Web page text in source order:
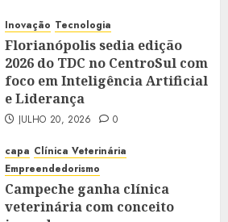
Inovação Tecnologia
Florianópolis sedia edição
2026 do TDC no CentroSul com
foco em Inteligência Artificial
e Liderança
JULHO 20, 2026 0
capa Clínica Veterinária
Empreendedorismo
Campeche ganha clínica
veterinária com conceito